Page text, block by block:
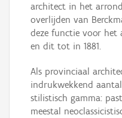
architect in het
overlijden van
deze functie voor het
en dit tot in 1881.
Als provinciaal
indrukwekkend
stilistisch gamma:
meestal